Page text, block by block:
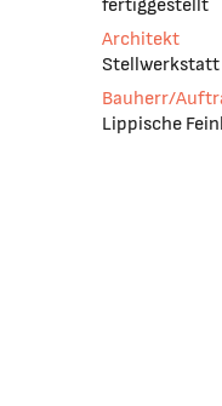
fertiggestellt
Architekt
Bauherr/
Lippische